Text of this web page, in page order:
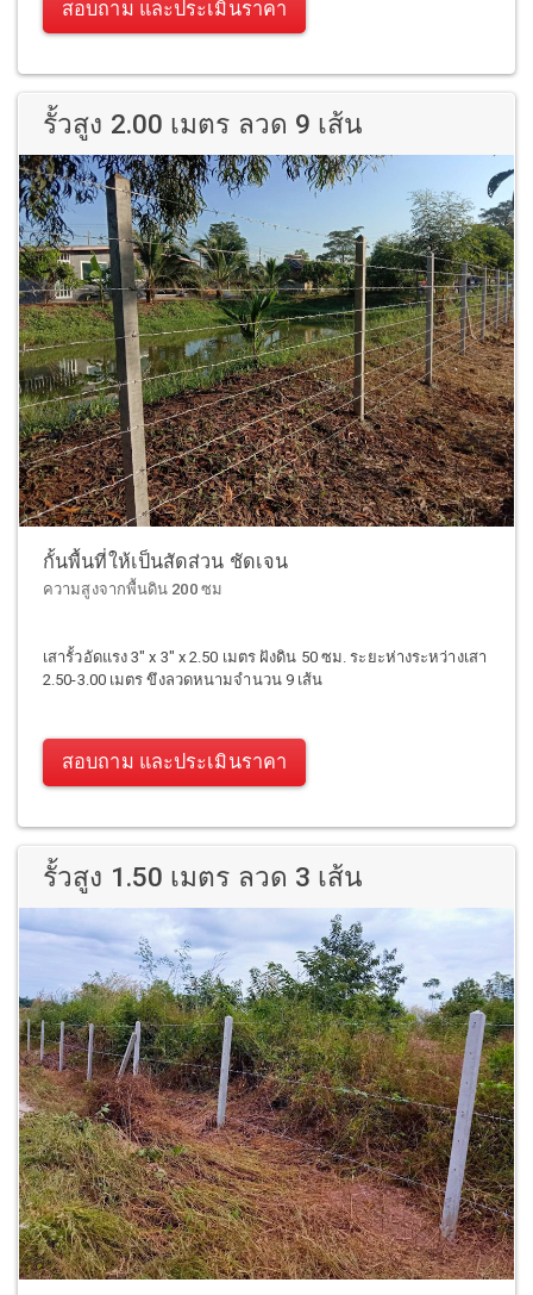
สอบถาม และประเมินราคา
รั้วสูง 2.00 เมตร ลวด 9 เส้น
กั้นพื้นที่ให้เป็นสัดส่วน ชัดเจน
ความสูงจากพื้นดิน 200 ซม
เสารั้วอัดแรง 3" x 3" x 2.50 เมตร ฝังดิน 50 ซม. ระยะห่างระหว่างเสา
2.50-3.00 เมตร ขึงลวดหนามจำนวน 9 เส้น
สอบถาม และประเมินราคา
รั้วสูง 1.50 เมตร ลวด 3 เส้น